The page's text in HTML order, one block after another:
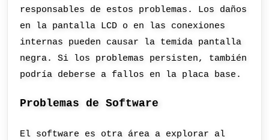
responsables de estos problemas. Los daños
en la pantalla LCD o en las conexiones
internas pueden causar la temida pantalla
negra. Si los problemas persisten, también
podría deberse a fallos en la placa base.
Problemas de Software
El software es otra área a explorar al